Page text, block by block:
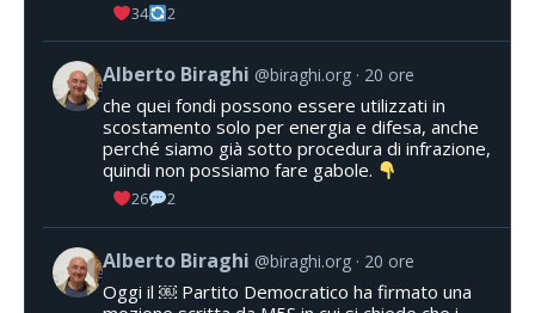
34 2
Alberto Biraghi @biraghi.org 20 ore
che quei fondi possono essere utilizzati in
scostamento solo per energia e difesa, anche
perché siamo già sotto procedura di infrazione,
quindi non possiamo fare gabole.
26 2
Alberto Biraghi @biraghi.org 20 ore
Oggi il ￼ Partito Democratico ha firmato una